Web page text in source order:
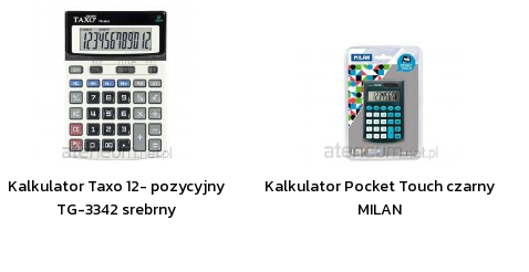
Kalkulator Taxo 12- pozycyjny
TG-3342 srebrny
Kalkulator Pocket Touch czarny
MILAN